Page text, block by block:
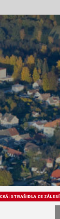
STRAŠIDLA ZE ZÁLESÍ